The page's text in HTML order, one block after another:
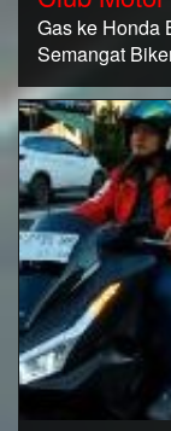
Gas ke Honda
Semangat